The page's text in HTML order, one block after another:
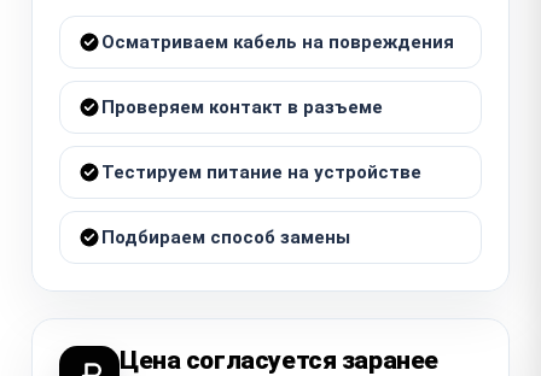
Осматриваем кабель на повреждения
Проверяем контакт в разъеме
Тестируем питание на устройстве
Подбираем способ замены
Цена согласуется заранее